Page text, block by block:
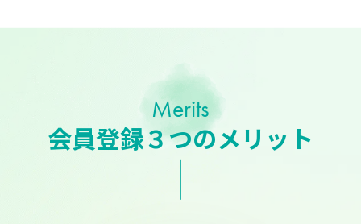
Merits
会員登録３つのメリット